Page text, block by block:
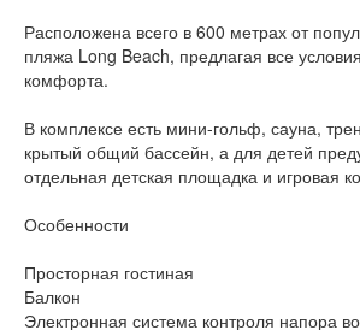
Расположена всего в 600 метрах от
пляжа Long Beach, предлагая все
комфорта.
В комплексе есть мини-гольф, сауна,
крытый общий бассейн, а для детей
отдельная детская площадка и игровая
Особенности
Просторная гостиная
Балкон
Электронная система контроля напора